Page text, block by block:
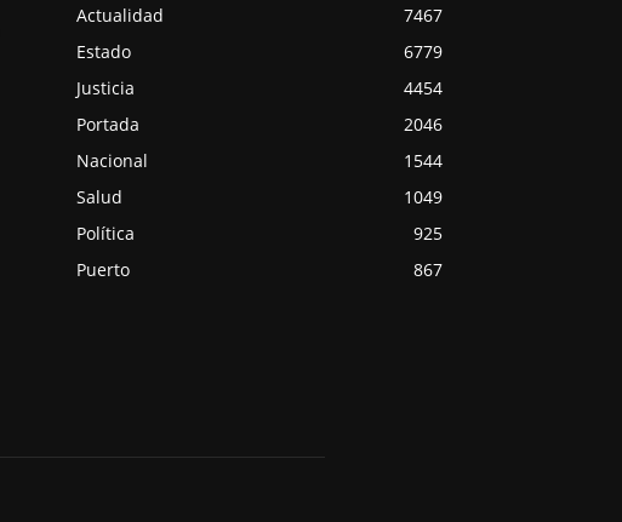
Actualidad
7467
Estado
6779
Justicia
4454
Portada
2046
Nacional
1544
Salud
1049
Política
925
Puerto
867